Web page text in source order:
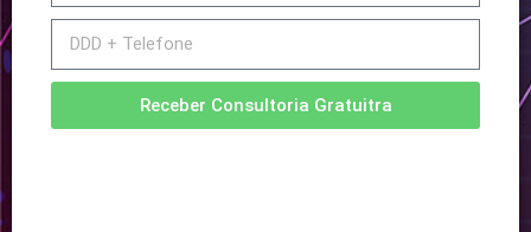
Receber Consultoria Gratuitra